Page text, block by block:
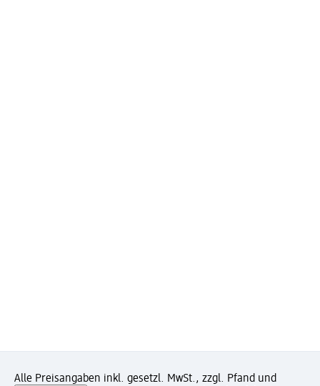
Alle Preisangaben inkl. gesetzl. MwSt., zzgl. Pfand und